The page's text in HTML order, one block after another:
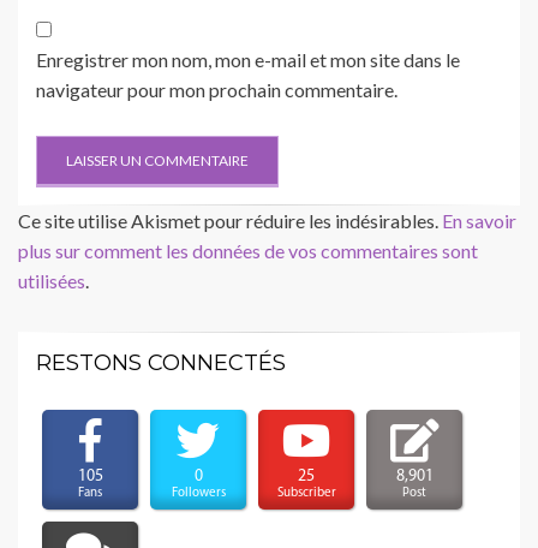
Enregistrer mon nom, mon e-mail et mon site dans le
navigateur pour mon prochain commentaire.
Ce site utilise Akismet pour réduire les indésirables. En savoir
plus sur comment les données de vos commentaires sont
utilisées.
RESTONS CONNECTÉS
105
Fans
0
Followers
25
Subscriber
8,901
Post